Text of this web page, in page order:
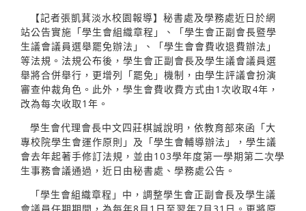
【記者張凱萁淡水校園報導】秘書處及學務處近日於網
站公告實施「學生會組織章程」、「學生會正副會長暨學
生議會議員選舉罷免辦法」、「學生會會費收退費辦法」
等法規。法規公布後，學生會正副會長及學生議會議員選
舉將合併舉行，更增列「罷免」機制，由學生評議會扮演
審查仲裁角色。此外，學生會費收費方式由1次收取4年，
改為每次收取1年。
學生會代理會長中文四莊棋誠說明，依教育部來函「大
專校院學生會運作原則」及「學生會輔導辦法」，學生議
會去年起著手修訂法規，並由103學年度第一學期第二次學
生事務會議通過，近日由秘書處、學務處公告。
「學生會組織章程」中，調整學生會正副會長及學生議